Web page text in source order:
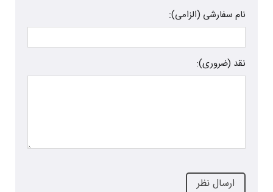
نام سفارشی (الزامی):
نقد (ضروری):